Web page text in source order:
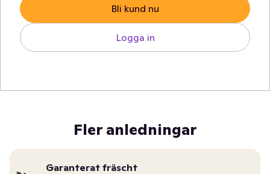
Bli kund nu
Logga in
Fler anledningar
Garanterat fräscht